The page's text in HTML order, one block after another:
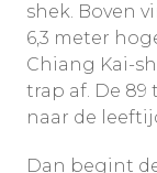
shek. Boven
6,3 meter
Chiang Kai-
trap af. De
naar de
Dan begint